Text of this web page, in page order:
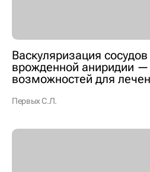
Васкуляризация
врожденной аниридии
возможностей для
Первых С.Л.